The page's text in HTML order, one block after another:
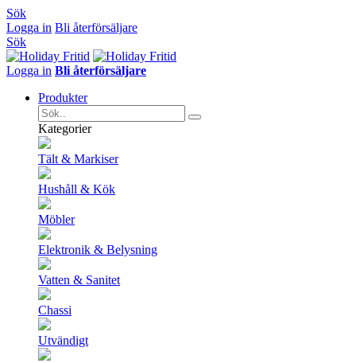
Sök
Logga in Bli återförsäljare
Sök
Logga in Bli återförsäljare
Produkter
Kategorier
Tält & Markiser
Hushåll & Kök
Möbler
Elektronik & Belysning
Vatten & Sanitet
Chassi
Utvändigt